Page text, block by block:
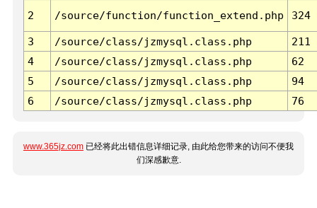
2 /source/function/function_extend.php 324
3 /source/class/jzmysql.class.php
211
4
/source/class/jzmysql.class.php
62
5
/source/class/jzmysql.class.php
94
6
/source/class/jzmysql.class.php 76
www.365jz.com 已经将此出错信息详细记录, 由此给您带来的访问不便我
们深感歉意.